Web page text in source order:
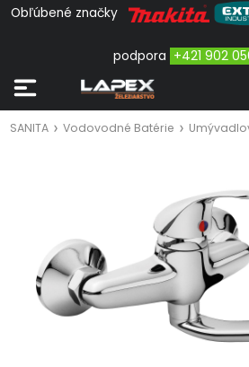
Obľúbené značky
podpora +421 902
SANITA Vodovodné Batérie